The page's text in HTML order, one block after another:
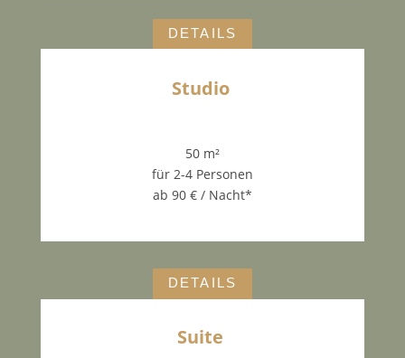
DETAILS
Studio
50 m²
für 2-4 Personen
ab 90 € / Nacht*
DETAILS
Suite